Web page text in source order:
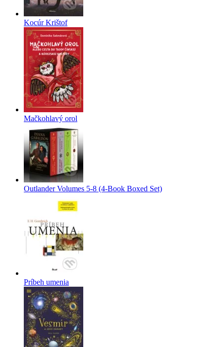
Kocúr Krištof
Mačkohlavý orol
Outlander Volumes 5-8 (4-Book Boxed Set)
Príbeh umenia